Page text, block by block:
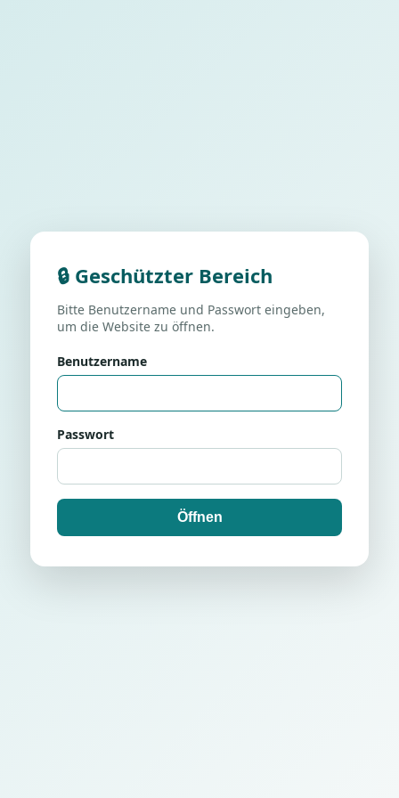
🔒 Geschützter Bereich
Bitte Benutzername und Passwort eingeben,
um die Website zu öffnen.
Benutzername
Passwort
Öffnen